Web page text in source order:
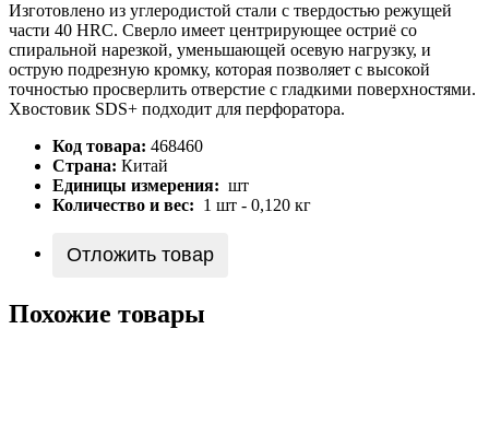
Изготовлено из углеродистой стали с твердостью режущей
части 40 HRС. Сверло имеет центрирующее остриё со
спиральной нарезкой, уменьшающей осевую нагрузку, и
острую подрезную кромку, которая позволяет с высокой
точностью просверлить отверстие с гладкими поверхностями.
Хвостовик SDS+ подходит для перфоратора.
Код товара: 468460
Страна: Китай
Единицы измерения: шт
Количество и вес: 1 шт - 0,120 кг
Отложить товар
Похожие товары